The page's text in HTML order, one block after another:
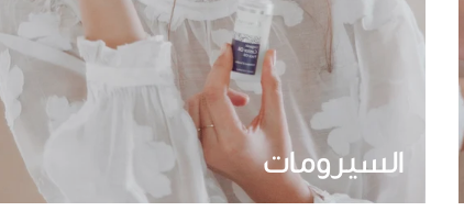
السيرومات